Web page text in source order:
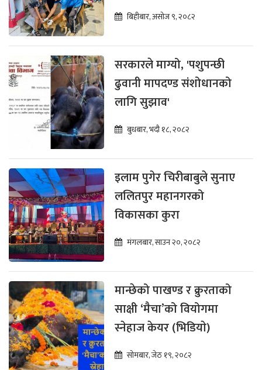
बिहीबार, असोज ९, २०८२
सरकारले माग्यो, 'पशुपन्छी
ढुवानी मापदण्ड संशोधानको
लागि सुझाव'
बुधबार, भदौ १८, २०८२
इलाम पुगेर चिरीबाबुले सुनाए
ललितपुर महानगरको
विकासका कुरा
मंगलबार, साउन २०, २०८२
मान्छेको पाखण्ड र क्रुरताको
साक्षी ‘मैचा’को वियोगमा
स्नेहाज केयर (भिडियाे)
सोमबार, जेठ १९, २०८२